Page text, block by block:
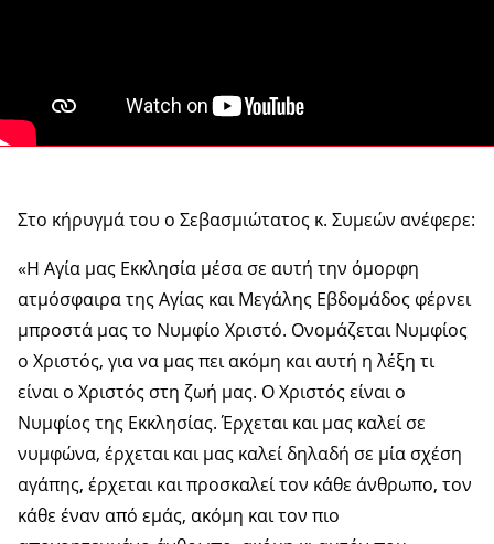
Στο κήρυγμά του ο Σεβασμιώτατος κ. Συμεών ανέφερε:
«Η Αγία μας Εκκλησία μέσα σε αυτή την όμορφη
ατμόσφαιρα της Αγίας και Μεγάλης Εβδομάδος φέρνει
μπροστά μας το Νυμφίο Χριστό. Ονομάζεται Νυμφίος
ο Χριστός, για να μας πει ακόμη και αυτή η λέξη τι
είναι ο Χριστός στη ζωή μας. Ο Χριστός είναι ο
Νυμφίος της Εκκλησίας. Έρχεται και μας καλεί σε
νυμφώνα, έρχεται και μας καλεί δηλαδή σε μία σχέση
αγάπης, έρχεται και προσκαλεί τον κάθε άνθρωπο, τον
κάθε έναν από εμάς, ακόμη και τον πιο